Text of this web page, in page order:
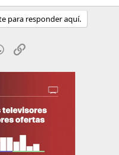
para responder aquí.
WhatsApp
Enlace